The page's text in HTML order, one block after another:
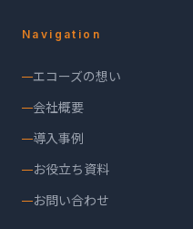
Navigation
エコーズの想い
会社概要
導入事例
お役立ち資料
お問い合わせ